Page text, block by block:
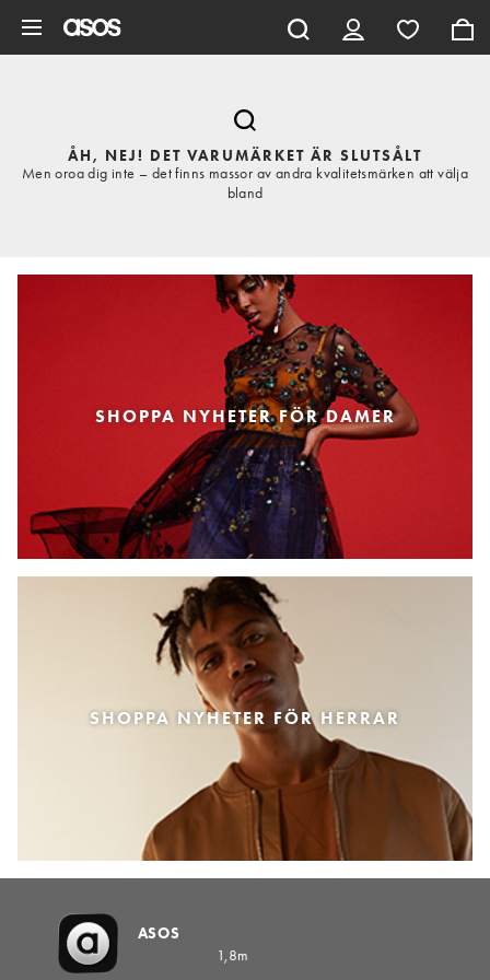
ÅH, NEJ! DET VARUMÄRKET ÄR SLUTSÅLT
Men oroa dig inte – det finns massor av andra kvalitetsmärken att välja
bland
SHOPPA NYHETER FÖR DAMER
SHOPPA NYHETER FÖR HERRAR
ASOS
1,8m